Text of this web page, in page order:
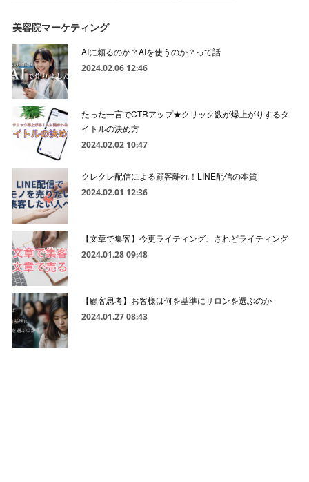
美容院マーケティング
AIに頼るのか？AIを使うのか？って話
2024.02.06 12:46
たった一言でCTRアップ★クリック数が爆上がりするタ
イトルの決め方
2024.02.02 10:47
クレクレ配信による顧客離れ！LINE配信の本質
2024.02.01 12:36
【文章で集客】今更ライティング、されどライティング
2024.01.28 09:48
【顧客思考】お客様は何を基準にサロンを選ぶのか
2024.01.27 08:43